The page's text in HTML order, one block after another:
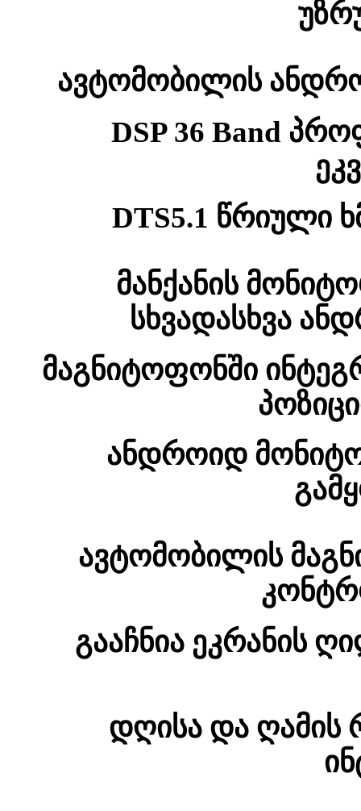
ავტომობილის
DSP 36 Band
DTS5.1 წრიული
მანქანის
სხვადასხვა
მაგნიტოფონში
ანდროიდ
ავტომობილის
გააჩნია ეკრანის
დღისა და ღამის